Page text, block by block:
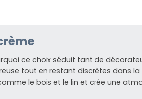
ce choix séduit tant de
tout en restant discrètes dans la
le bois et le lin et crée une